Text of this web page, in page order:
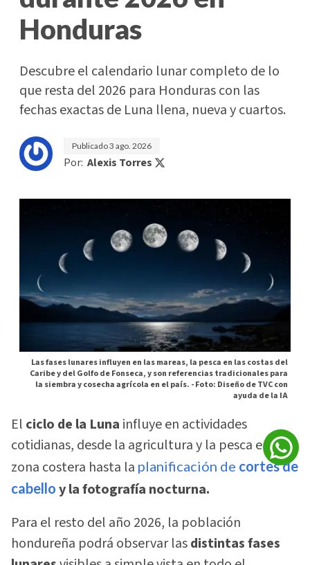
Honduras
Descubre el calendario lunar completo de lo
que resta del 2026 para Honduras con las
fechas exactas de Luna llena, nueva y cuartos.
Publicado3 ago. 2026
Por: Alexis Torres
Las fases lunares influyen en las mareas, la pesca en las costas del
Caribe y del Golfo de Fonseca, y son referencias tradicionales para
la siembra y cosecha agrícola en el país. -Foto: Diseño de TVC con
ayuda de la IA
El ciclo de la Luna influye en actividades
cotidianas, desde la agricultura y la pesca en la
zona costera hasta la planificación de cortes de
cabello y la fotografía nocturna.
Para el resto del año 2026, la población
hondureña podrá observar lasdistintas fases